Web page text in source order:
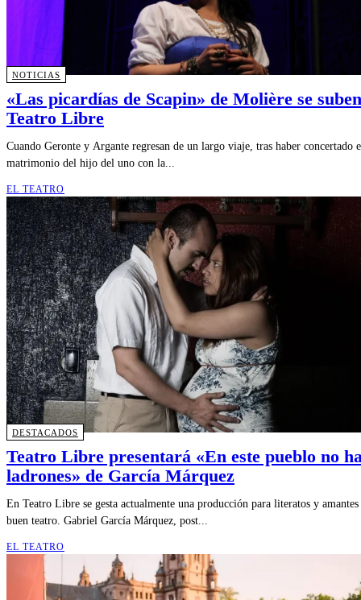
NOTICIAS
«Las picardías de Scapin» de Molière se
Teatro Libre
Cuando Geronte y Argante regresan de un largo viaje, tras haber concertado
matrimonio del hijo del uno con la...
EL TEATRO
DESTACADOS
Teatro Libre presentará «En este pueblo no
ladrones» de García Márquez
En Teatro Libre se gesta actualmente una producción para literatos y
buen teatro. Gabriel García Márquez, post...
EL TEATRO